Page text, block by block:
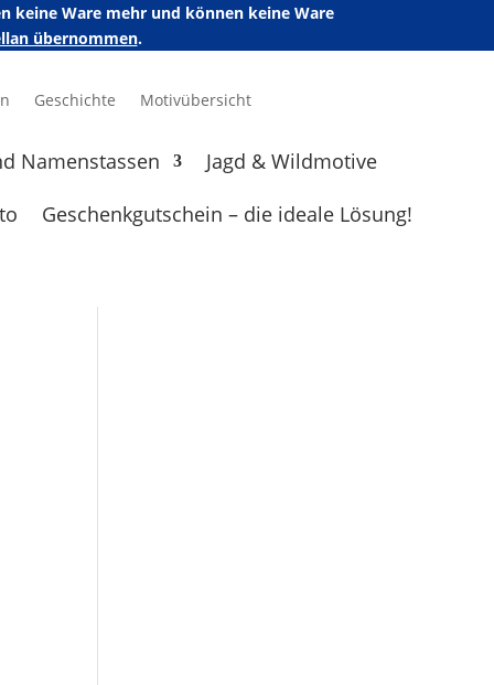
keine Ware mehr und können keine Ware
übernommen.
Geschichte Motivübersicht
Namenstassen
Jagd & Wildmotive
Geschenkgutschein – die ideale Lösung!